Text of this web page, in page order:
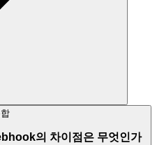
의 차이점은 무엇인가